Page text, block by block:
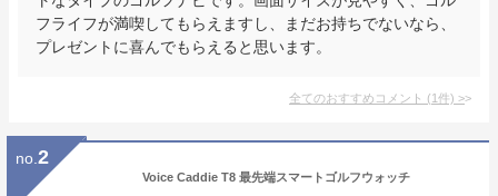
フライフが満喫してもらえますし、まだお持ちでないなら、
プレゼントに喜んでもらえると思います。
全てのおすすめコメント (1件) >
no. 2
Voice Caddie T8 最先端スマートゴルフウォッチ